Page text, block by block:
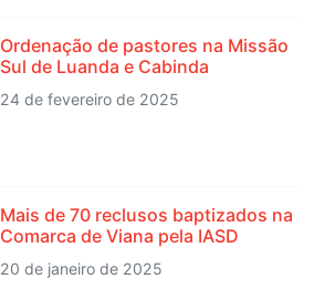
Ordenação de pastores na Missão
Sul de Luanda e Cabinda
24 de fevereiro de 2025
Mais de 70 reclusos baptizados na
Comarca de Viana pela IASD
20 de janeiro de 2025